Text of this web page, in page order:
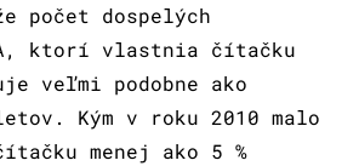
počet dospelých
ktorí vlastnia čítačku
veľmi podobne ako
Kým v roku 2010 malo
menej ako 5 %